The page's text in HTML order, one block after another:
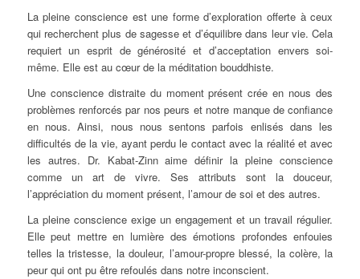
Lapleine conscienceest une forme d’exploration offerte à ceux
qui recherchent plus de sagesse et d’équilibre dans leur vie. Cela
requiert un esprit de générosité et d’acceptation envers soi-
même. Elle est au cœur de la méditation bouddhiste.
Une conscience distraite du moment présent crée en nous des
problèmes renforcés par nos peurs et notre manque de confiance
en nous. Ainsi, nous nous sentons parfois enlisés dans les
difficultés de la vie, ayant perdu le contact avec la réalité et avec
les autres. Dr. Kabat-Zinn aime définir la pleine conscience
comme un art de vivre. Ses attributs sont la douceur,
l’appréciation du moment présent, l’amour de soi et des autres.
La pleine conscience exige un engagement et un travail régulier.
Elle peut mettre en lumière des émotions profondes enfouies
telles la tristesse, la douleur, l’amour-propre blessé, la colère, la
peur qui ont pu être refoulés dans notre inconscient.